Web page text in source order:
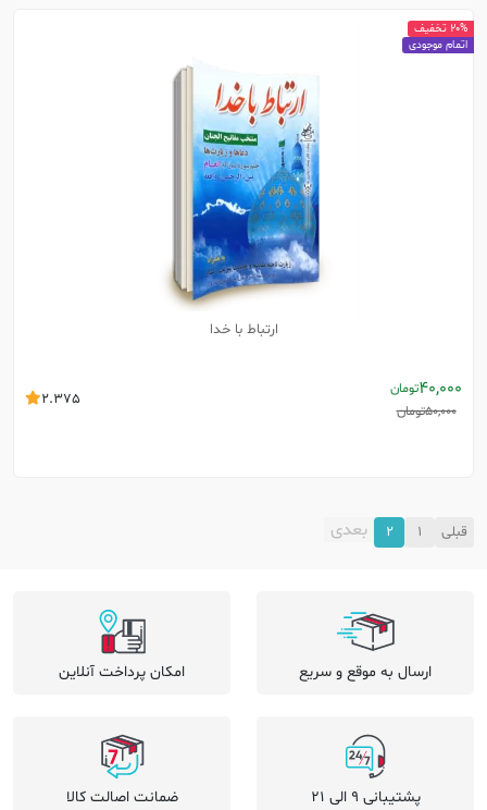
ارتباط با خدا
40,000تومان
50,000تومان
2.375
20% تخفیف
اتمام موجودی
قبلی 1
2 بعدی
ارسال به موقع و سریع امکان پرداخت آنلاین
پشتیبانی 9 الی 21 ضمانت اصالت کالا